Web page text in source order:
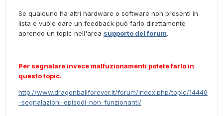
Se qualcuno ha altri hardware o software non presenti in
lista e vuole dare un feedback può farlo direttamente
aprendo un topic nell'area supporto del forum.
Per segnalare invece malfuzionamenti potete farlo in
questo topic.
http://www.dragonballforever.it/forum/index.php/topic/14446
-segnalazioni-episodi-non-funzionanti/